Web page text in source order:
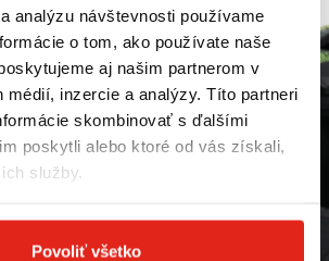
analýzu návštevnosti používame
o tom, ako používate naše
aj našim partnerom v
médií, inzercie a analýzy. Títo partneri
skombinovať s ďalšími
poskytli alebo ktoré od vás získali,
služby.
Povoliť všetko